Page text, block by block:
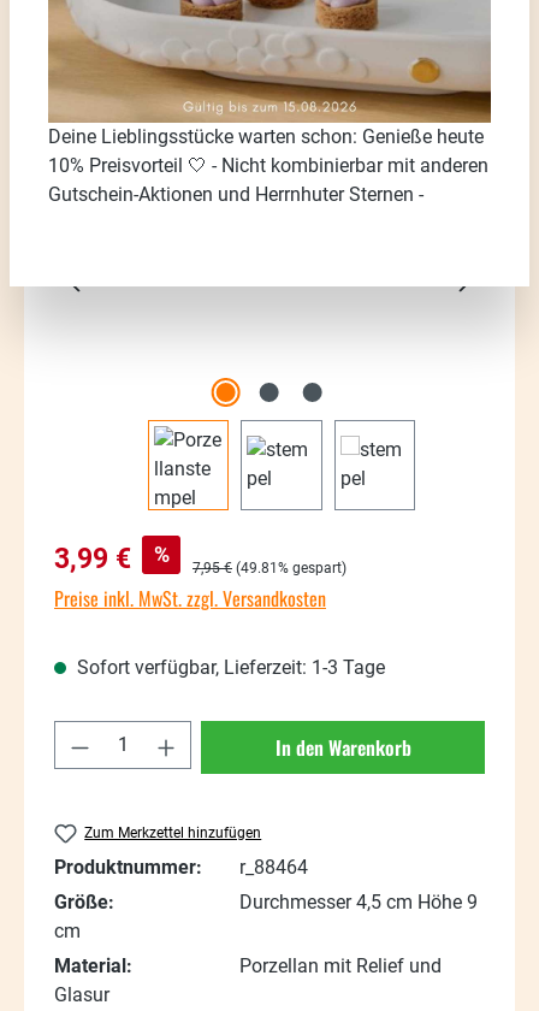
Bildergalerie überspringen
Verkaufspreis:
3,99 € % Regulärer Preis:
7,95 € (49.81% gespart)
Preise inkl. MwSt. zzgl. Versandkosten
Sofort verfügbar, Lieferzeit: 1-3 Tage
Produkt Anzahl: Gib den gewünschten
In den Warenkorb
Zum Merkzettel hinzufügen
Produktnummer:
r_88464
Größe:
Durchmesser 4,5 cm Höhe 9
cm
Material:
Porzellan mit Relief und
Glasur
Deine Lieblingsstücke warten schon: Genieße heute
10% Preisvorteil 🤍 - Nicht kombinierbar mit anderen
Gutschein-Aktionen und Herrnhuter Sternen -